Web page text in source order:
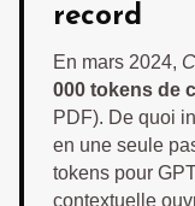
record
En mars 2024,
000 tokens de
PDF). De quoi
en une seule
tokens pour
contextuelle